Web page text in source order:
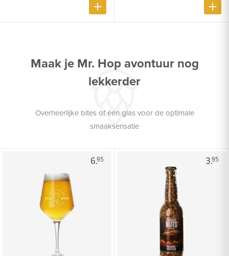
Maak je Mr. Hop avontuur nog
lekkerder
Overheerlijke bites of een glas voor de optimale
smaaksensatie
6.95 3.95